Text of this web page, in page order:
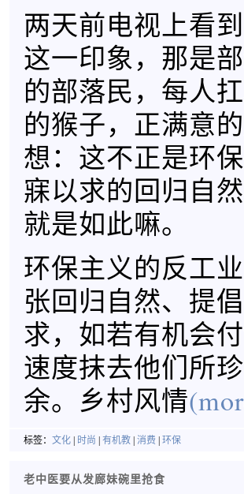
两天前电视上看
这一印象，那是
的部落民，每人
的猴子，正满意
想：这不正是环
寐以求的回归自
就是如此嘛。
环保主义的反工
张回归自然、提
求，如若有机会
速度抹去他们所
余。乡村风情
标签： 文化 时尚 有机教 消费 环保
老中医要从发廊妹碗里抢食